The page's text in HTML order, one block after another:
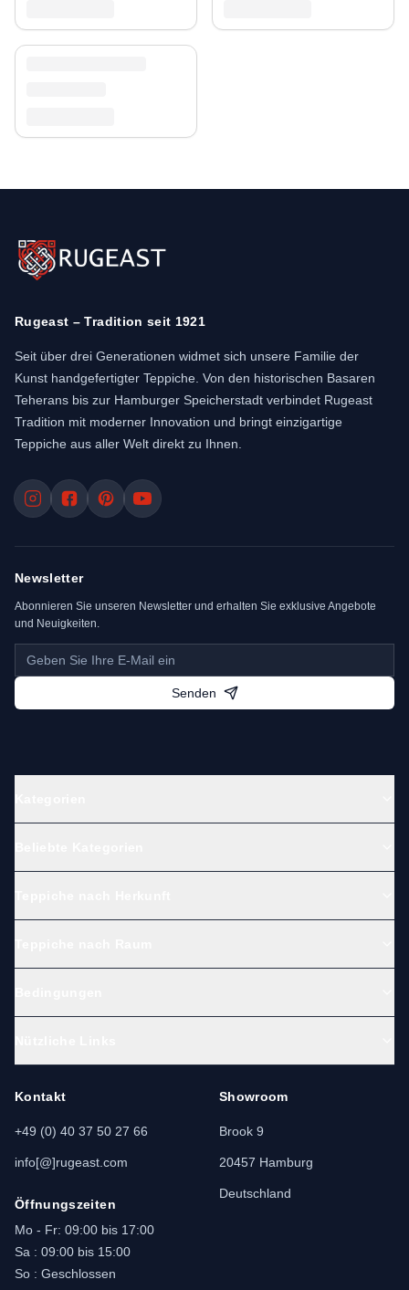
Rugeast – Tradition seit 1921
Seit über drei Generationen widmet sich unsere Familie der
Kunst handgefertigter Teppiche. Von den historischen Basaren
Teherans bis zur Hamburger Speicherstadt verbindet Rugeast
Tradition mit moderner Innovation und bringt einzigartige
Teppiche aus aller Welt direkt zu Ihnen.
Newsletter
Abonnieren Sie unseren Newsletter und erhalten Sie exklusive Angebote
und Neuigkeiten.
Senden
Kontakt
+49 (0) 40 37 50 27 66
info[@]rugeast.com
Öffnungszeiten
Mo - Fr: 09:00 bis 17:00
Sa : 09:00 bis 15:00
So : Geschlossen
Showroom
Brook 9
20457 Hamburg
Deutschland